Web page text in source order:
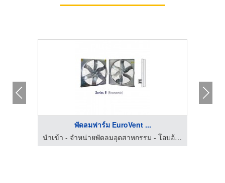
พัดลมฟาร์ม EuroVent ...
นำเข้า - จำหน่ายพัดลมอุตสาหกรรม - โอบอ้อม